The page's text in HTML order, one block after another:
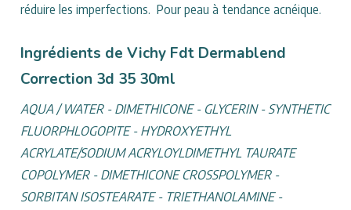
réduire les imperfections. Pour peau à tendance acnéique.
Ingrédients de Vichy Fdt Dermablend
Correction 3d 35 30ml
AQUA / WATER - DIMETHICONE - GLYCERIN - SYNTHETIC
FLUORPHLOGOPITE - HYDROXYETHYL
ACRYLATE/SODIUM ACRYLOYLDIMETHYL TAURATE
COPOLYMER - DIMETHICONE CROSSPOLYMER -
SORBITAN ISOSTEARATE - TRIETHANOLAMINE -